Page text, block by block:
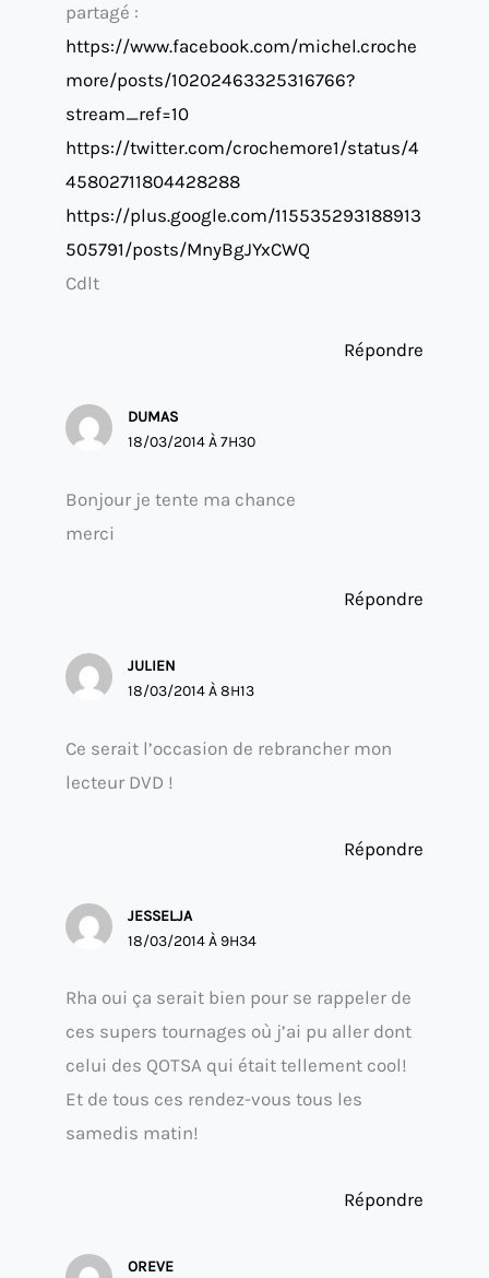
partagé :
https://www.facebook.com/michel.croche
more/posts/10202463325316766?
stream_ref=10
https://twitter.com/crochemore1/status/4
45802711804428288
https://plus.google.com/115535293188913
505791/posts/MnyBgJYxCWQ
Cdlt
Répondre
DUMAS
18/03/2014 À 7H30
Bonjour je tente ma chance
merci
Répondre
JULIEN
18/03/2014 À 8H13
Ce serait l’occasion de rebrancher mon
lecteur DVD !
Répondre
JESSELJA
18/03/2014 À 9H34
Rha oui ça serait bien pour se rappeler de
ces supers tournages où j’ai pu aller dont
celui des QOTSA qui était tellement cool!
Et de tous ces rendez-vous tous les
samedis matin!
Répondre
OREVE